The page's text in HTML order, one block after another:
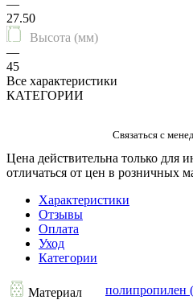
—
27.50
Высота (мм)
—
45
Все характеристики
КАТЕГОРИИ
Цена действительна только для
отличаться от цен в розничных
Характеристики
Отзывы
Оплата
Уход
Категории
Материал
полипропилен